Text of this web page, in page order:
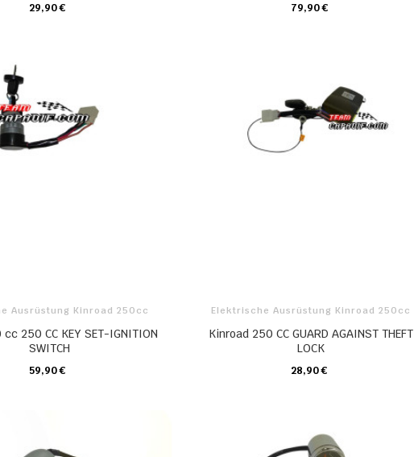
29,90 €
KARTE 79,90 €
KARTE
Ausrüstung Kinroad 250cc
250 CC KEY SET-IGNITION
SWITCH
59,90 €
KARTE
Elektrische Ausrüstung Kinroad 250cc
Kinroad 250 CC GUARD AGAINST THEFT
LOCK
28,90 €
KARTE